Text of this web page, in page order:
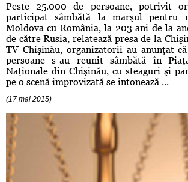
Peste 25.000 de persoane, potrivit
participat sâmbătă la marşul pentru
Moldova cu România, la 203 ani de la
de către Rusia, relatează presa de la
TV Chişinău, organizatorii au anunţat
persoane s-au reunit sâmbătă în
Naţionale din Chişinău, cu steaguri şi
pe o scenă improvizată se intonează ...
(17 mai 2015)